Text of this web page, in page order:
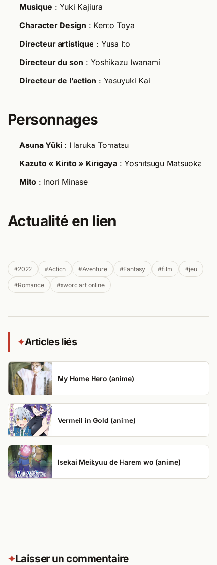
Musique : Yuki Kajiura
Character Design : Kento Toya
Directeur artistique : Yusa Ito
Directeur du son : Yoshikazu Iwanami
Directeur de l’action : Yasuyuki Kai
Personnages
Asuna Yūki : Haruka Tomatsu
Kazuto « Kirito » Kirigaya : Yoshitsugu Matsuoka
Mito : Inori Minase
Actualité en lien
#2022 #Action #Aventure #Fantasy #film #jeu
#Romance #sword art online
✦Articles liés
My Home Hero (anime)
Vermeil in Gold (anime)
Isekai Meikyuu de Harem wo (anime)
✦Laisser un commentaire